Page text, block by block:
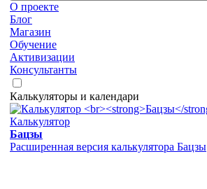
О проекте
Блог
Магазин
Обучение
Активизации
Консультанты
Калькуляторы и календари
Калькулятор
Бацзы
Расширенная версия калькулятора Бацзы